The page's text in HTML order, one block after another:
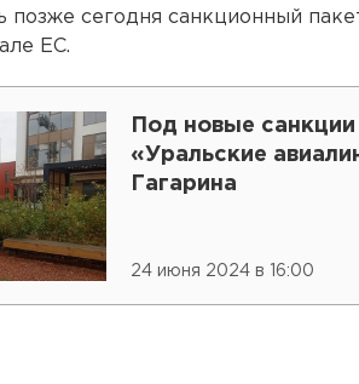
позже сегодня санкционный
ЕС.
Под новые
«Уральские
Гагарина
24 июня 2024 в 16:00